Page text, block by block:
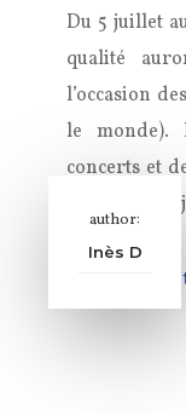
Du 5 juillet
qualité
l’occasion
le monde).
concerts et
au mieux
author:
Inès D